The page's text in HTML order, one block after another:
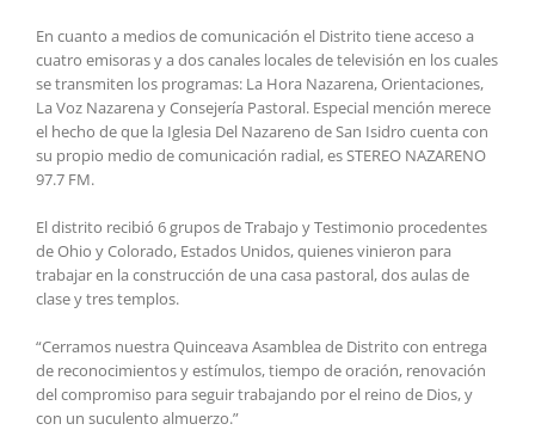
En cuanto a medios de comunicación el Distrito tiene acceso a
cuatro emisoras y a dos canales locales de televisión en los cuales
se transmiten los programas: La Hora Nazarena, Orientaciones,
La Voz Nazarena y Consejería Pastoral. Especial mención merece
el hecho de que la Iglesia Del Nazareno de San Isidro cuenta con
su propio medio de comunicación radial, es STEREO NAZARENO
97.7 FM.
El distrito recibió 6 grupos de Trabajo y Testimonio procedentes
de Ohio y Colorado, Estados Unidos, quienes vinieron para
trabajar en la construcción de una casa pastoral, dos aulas de
clase y tres templos.
“Cerramos nuestra Quinceava Asamblea de Distrito con entrega
de reconocimientos y estímulos, tiempo de oración, renovación
del compromiso para seguir trabajando por el reino de Dios, y
con un suculento almuerzo.”